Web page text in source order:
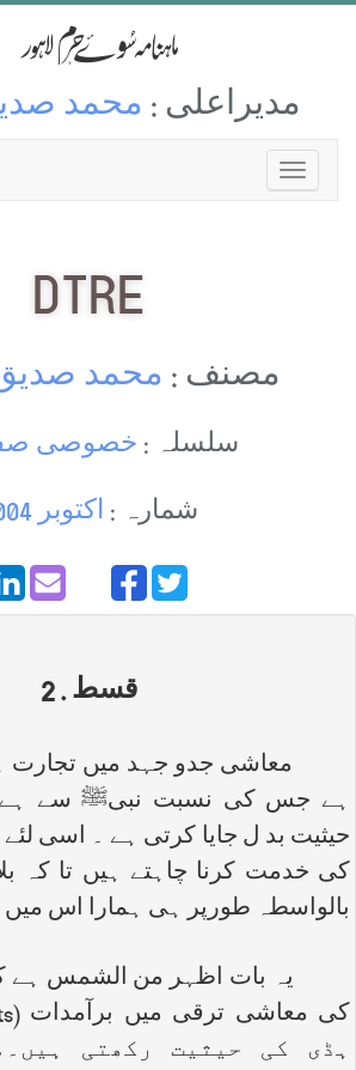
مدیراعلی : محمد
DTRE
مصنف : محمد
سلسلہ : خصوصی
شمارہ : اکتوبر 2004
قسط . 2
معاشی جدو جہد میں تجارت
ہے جس کی نسبت نبیﷺ سے
حیثیت بد ل جایا کرتی ہے ۔ اسی
کی خدمت کرنا چاہتے ہیں تا کہ
بالواسطہ طورپر ہی ہمارا اس
یہ بات اظہر من الشمس ہے
کی معاشی ترقی میں برآمدات (
ہڈی کی حیثیت رکھتی